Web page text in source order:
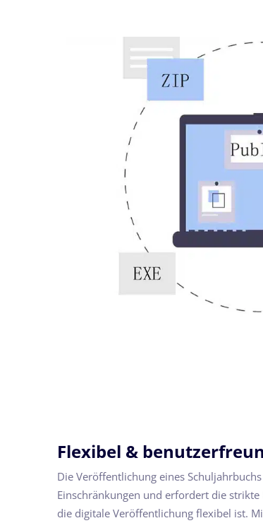
Flexibel &
Die Veröffentlichung eines
Einschränkungen und erfordert die
die digitale Veröffentlichung flexibel ist.